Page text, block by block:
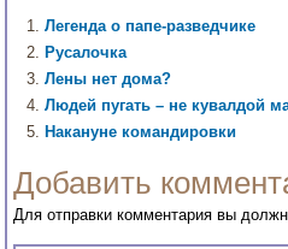
Легенда о папе-разведчике
Русалочка
Лены нет дома?
Людей пугать – не кувалдой
Накануне командировки
Добавить
Для отправки комментария вы